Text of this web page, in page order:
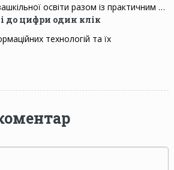
освіти разом із практичним …
до цифри один клік
технологій та їх